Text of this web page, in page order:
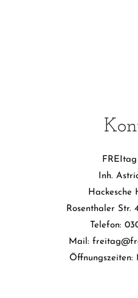
Inh.
Rosenthaler Str.
Telefon:
Mail:
Öffnungszeiten: